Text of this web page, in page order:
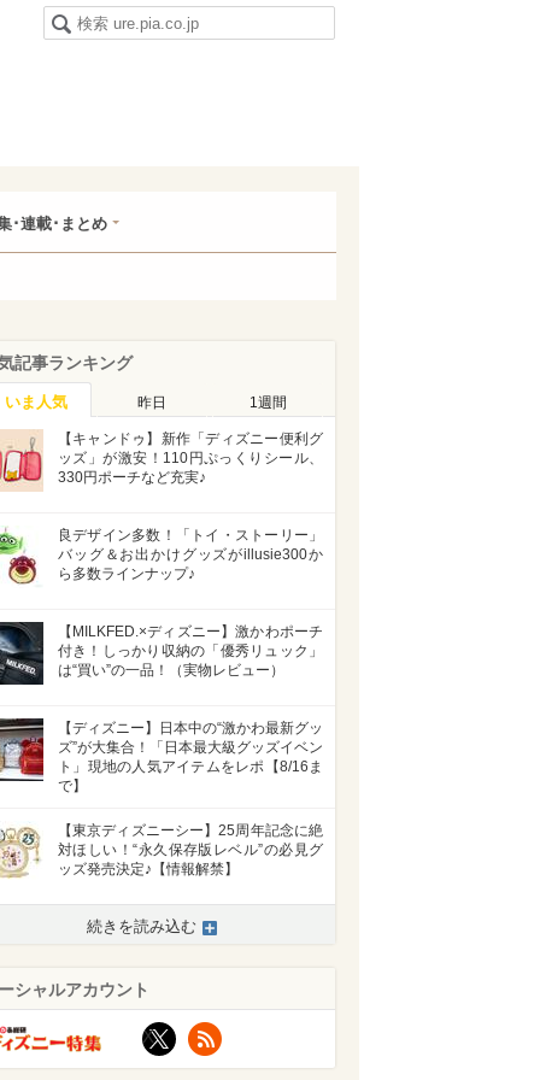
･連載･まとめ
記事ランキング
いま人気 昨日 1週間
【キャンドゥ】新作「ディズニー便利グ
ッズ」が激安！110円ぷっくりシール、
330円ポーチなど充実♪
良デザイン多数！「トイ・ストーリー」
バッグ＆お出かけグッズがillusie300か
ら多数ラインナップ♪
【MILKFED.×ディズニー】激かわポーチ
付き！しっかり収納の「優秀リュック」
は“買い”の一品！（実物レビュー）
【ディズニー】日本中の“激かわ最新グッ
ズ”が大集合！「日本最大級グッズイベン
ト」現地の人気アイテムをレポ【8/16ま
で】
【東京ディズニーシー】25周年記念に絶
対ほしい！“永久保存版レベル”の必見グ
ッズ発売決定♪【情報解禁】
続きを読み込む
シャルアカウント
X